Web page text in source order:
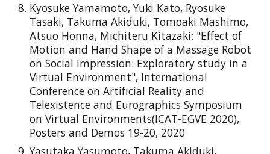
Kyosuke Yamamoto, Yuki Kato, Ryosuke
Tasaki, Takuma Akiduki, Tomoaki Mashimo,
Atsuo Honna, Michiteru Kitazaki: "Effect of
Motion and Hand Shape of a Massage Robot
on Social Impression: Exploratory study in a
Virtual Environment", International
Conference on Artificial Reality and
Telexistence and Eurographics Symposium
on Virtual Environments(ICAT-EGVE 2020),
Posters and Demos 19-20, 2020